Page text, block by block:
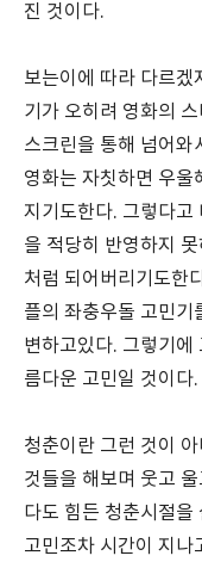
진 것이다.
보는이에 따라 다르겠
기가 오히려 영화의
스크린을 통해 넘어와
영화는 자칫하면 우울
지기도한다. 그렇다고
을 적당히 반영하지
처럼 되어버리기도한
플의 좌충우돌 고민기
변하고있다. 그렇기에
름다운 고민일 것이다.
청춘이란 그런 것이
것들을 해보며 웃고
다도 힘든 청춘시절을
고민조차 시간이 지나